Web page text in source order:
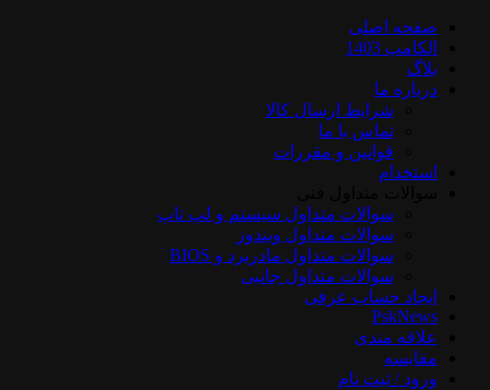
صفحه اصلی
الکامپ 1403
بلاگ
درباره ما
شرایط ارسال کالا
تماس با ما
قوانین و مقررات
استخدام
سوالات متداول سیستم و لپ تاپ
سوالات متداول ویندوز
سوالات متداول مادربرد و BIOS
سوالات متداول جانبی
ایجاد حساب عرفی
PskNews
علاقه مندی
مقایسه
ورود / ثبت نام